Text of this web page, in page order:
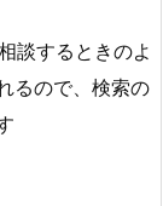
談するときのよ
るので、検索の